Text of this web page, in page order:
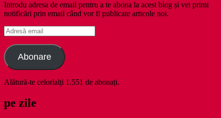
Introdu adresa de email pentru a te abona la acest blog și vei primi
notificări prin email când vor fi publicate articole noi.
Adresă
email
Abonare
Alătură-te celorlalți 1.551 de abonați.
pe zile